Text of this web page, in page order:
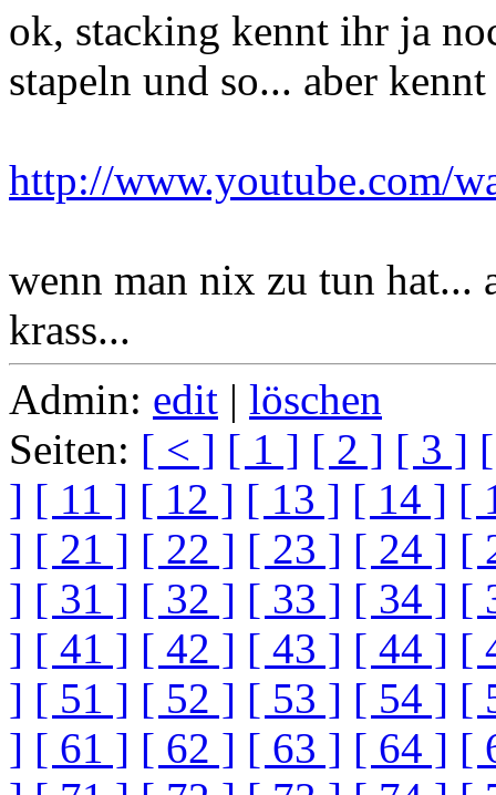
ok, stacking kennt ihr ja
stapeln und so... aber
http://www.youtube.com/
wenn man nix zu tun hat...
krass...
Admin: edit | löschen
Seiten: [ < ] [ 1 ] [ 2 ] [ 3 ]
] [ 11 ] [ 12 ] [ 13 ] [ 14 ] [
] [ 21 ] [ 22 ] [ 23 ] [ 24 ] [
] [ 31 ] [ 32 ] [ 33 ] [ 34 ] [
] [ 41 ] [ 42 ] [ 43 ] [ 44 ] [
] [ 51 ] [ 52 ] [ 53 ] [ 54 ] [
] [ 61 ] [ 62 ] [ 63 ] [ 64 ] [